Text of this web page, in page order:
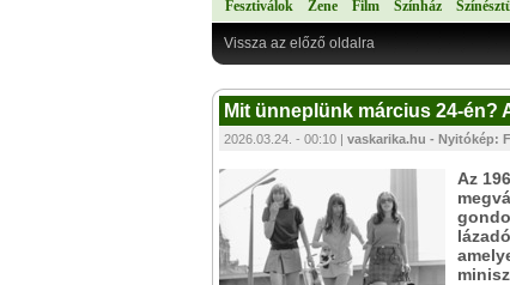
Fesztiválok Zene Film Színház
Vissza az előző oldalra
Mit ünneplünk március 24-én?
2026.03.24. - 00:10 | vaskarika.hu - Nyitókép:
Az